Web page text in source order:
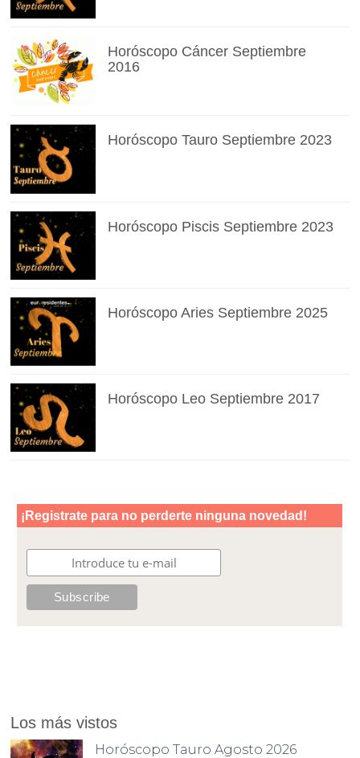
Horóscopo Cáncer Septiembre
2016
Horóscopo Tauro Septiembre 2023
Horóscopo Piscis Septiembre 2023
Horóscopo Aries Septiembre 2025
Horóscopo Leo Septiembre 2017
Los más vistos
Horóscopo Tauro Agosto 2026